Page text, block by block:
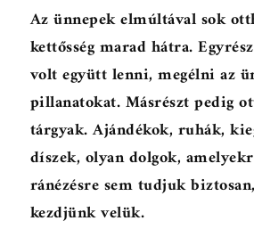
Az ünnepek elmúltával sok
kettősség marad hátra.
volt együtt lenni, megélni az
pillanatokat. Másrészt pedig
tárgyak. Ajándékok, ruhák,
díszek, olyan dolgok,
ránézésre sem tudjuk
kezdjünk velük.